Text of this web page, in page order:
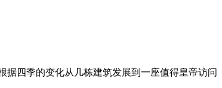
四季的变化从几栋建筑发展到一座值得皇帝访问